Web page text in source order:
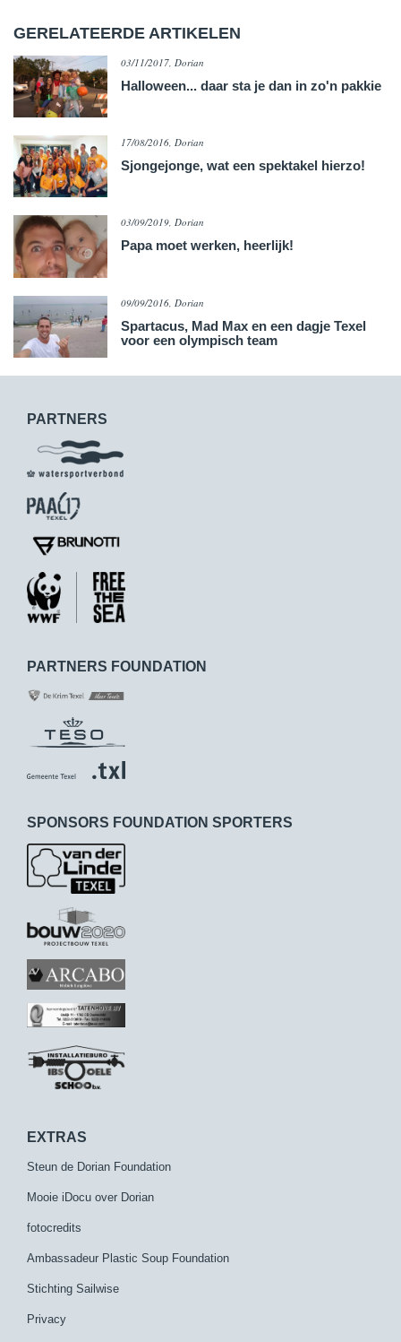
GERELATEERDE ARTIKELEN
03/11/2017, Dorian
​Halloween... daar sta je dan in zo'n pakkie
17/08/2016, Dorian
Sjongejonge, wat een spektakel hierzo!
03/09/2019, Dorian
Papa moet werken, heerlijk!
09/09/2016, Dorian
Spartacus, Mad Max en een dagje Texel
voor een olympisch team
PARTNERS
PARTNERS FOUNDATION
SPONSORS FOUNDATION SPORTERS
EXTRAS
Steun de Dorian Foundation
Mooie iDocu over Dorian
fotocredits
Ambassadeur Plastic Soup Foundation
Stichting Sailwise
Privacy